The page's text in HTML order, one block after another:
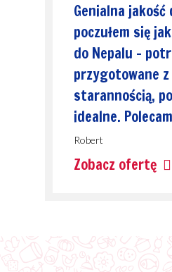
Genialna jakość
poczułem się
do Nepalu -
przygotowane z
starannością,
idealne.
Robert
Zobacz ofertę